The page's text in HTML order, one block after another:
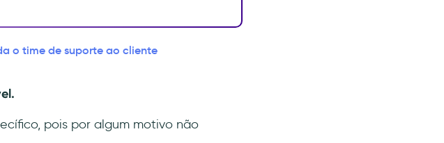
o time de suporte ao cliente
pois por algum motivo não